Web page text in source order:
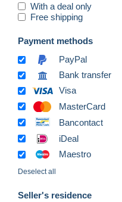
With a deal only
Free shipping
Payment methods
PayPal
Bank transfer
Visa
MasterCard
Bancontact
iDeal
Maestro
Deselect all
Seller's residence